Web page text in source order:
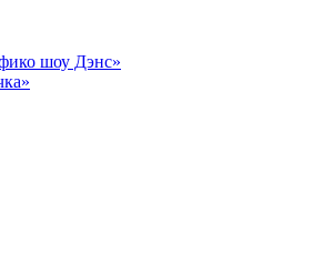
шоу Дэнс»